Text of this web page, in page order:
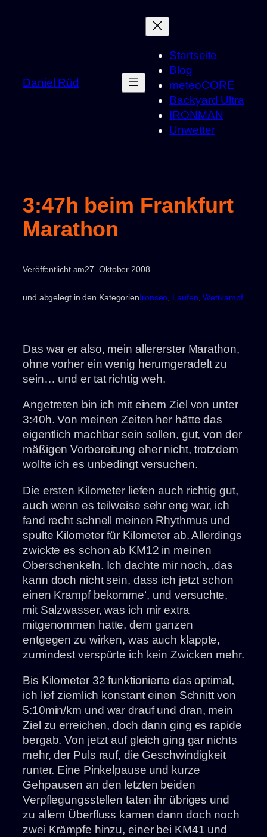
Daniel Rüd
Startseite
Blog
meteoCORE
Backyard Ultra
IRONMAN
Unwetter
3:47h beim Frankfurt
Marathon
Veröffentlicht am27. Oktober 2008
und abgelegt in den KategorienIronseo Laufen , Wettkampf
Das war er also, mein allererster Marathon,
ohne vorher ein wenig herumgeradelt zu
sein… und er tat richtig weh.
Angetreten bin ich mit einem Ziel von unter
3:40h. Von meinen Zeiten her hätte das
eigentlich machbar sein sollen, gut, von der
mäßigen Vorbereitung eher nicht, trotzdem
wollte ich es unbedingt versuchen.
Die ersten Kilometer liefen auch richtig gut,
auch wenn es teilweise sehr eng war, ich
fand recht schnell meinen Rhythmus und
spulte Kilometer für Kilometer ab. Allerdings
zwickte es schon ab KM12 in meinen
Oberschenkeln. Ich dachte mir noch, ‚das
kann doch nicht sein, dass ich jetzt schon
einen Krampf bekomme‘, und versuchte,
mit Salzwasser, was ich mir extra
mitgenommen hatte, dem ganzen
entgegen zu wirken, was auch klappte,
zumindest verspürte ich kein Zwicken mehr.
Bis Kilometer 32 funktionierte das optimal,
ich lief ziemlich konstant einen Schnitt von
5:10min/km und war drauf und dran, mein
Ziel zu erreichen, doch dann ging es rapide
bergab. Von jetzt auf gleich ging gar nichts
mehr, der Puls rauf, die Geschwindigkeit
runter. Eine Pinkelpause und kurze
Gehpausen an den letzten beiden
Verpflegungsstellen taten ihr übriges und
zu allem Überfluss kamen dann doch noch
zwei Krämpfe hinzu, einer bei KM41 und